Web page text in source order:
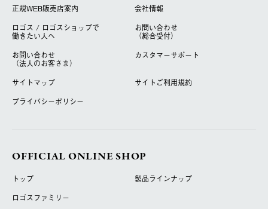
正規WEB販売店案内
会社情報
ロゴス / ロゴスショップで
働きたい人へ
お問い合わせ
（総合受付）
お問い合わせ
（法人のお客さま）
カスタマーサポート
サイトマップ
サイトご利用規約
プライバシーポリシー
OFFICIAL ONLINE SHOP
トップ
製品ラインナップ
ロゴスファミリー